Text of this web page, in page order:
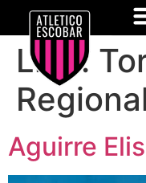
Liga:
Aguirre